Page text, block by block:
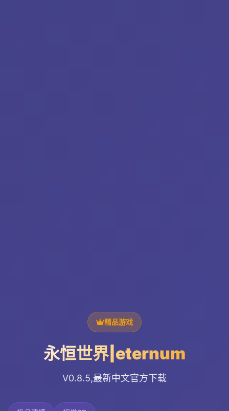
精品游戏
永恒世界|eternum
V0.8.5,最新中文官方下载